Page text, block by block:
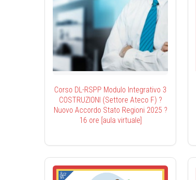
Corso DL-RSPP Modulo Integrativo 3
COSTRUZIONI (Settore Ateco F) ?
Nuovo Accordo Stato Regioni 2025 ?
16 ore [aula virtuale]